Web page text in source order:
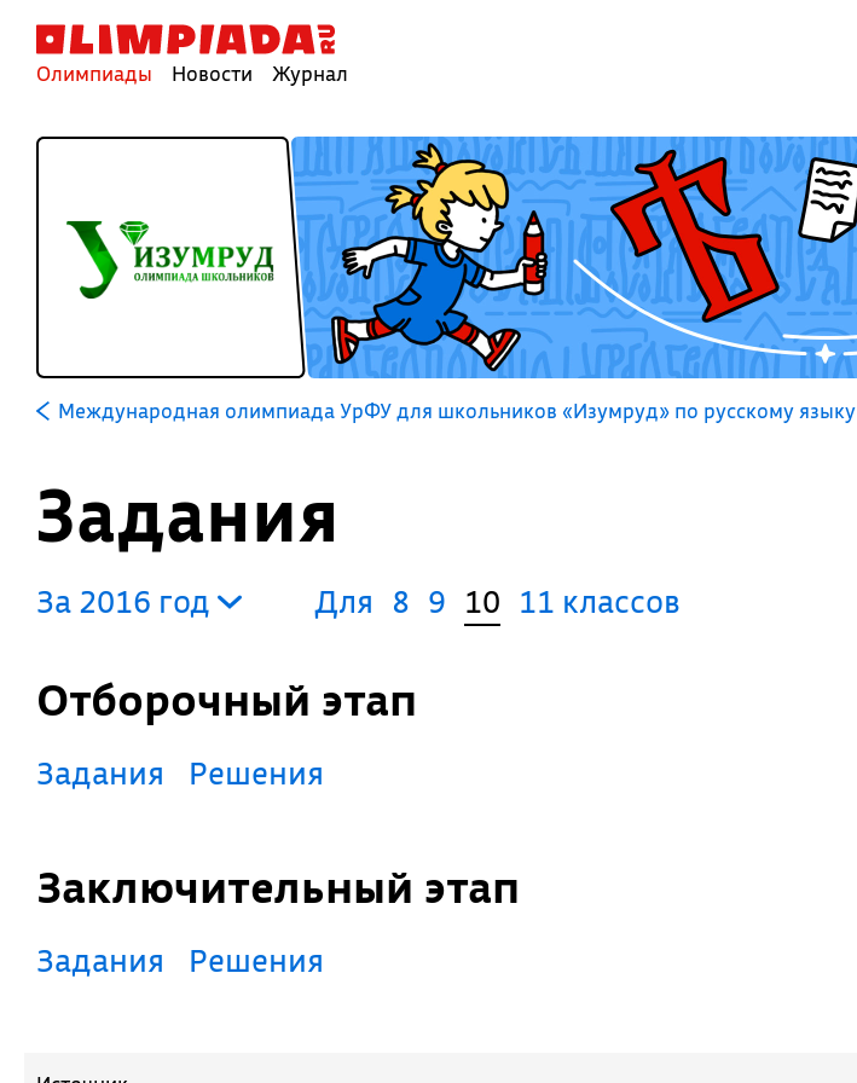
Олимпиады Новости Журнал
Международная олимпиада УрФУ для школьников «Изумруд» по русскому языку
Задания
За 2016 год Для 8 9 10 11 классов
Отборочный этап
Задания Решения
Заключительный этап
Задания Решения